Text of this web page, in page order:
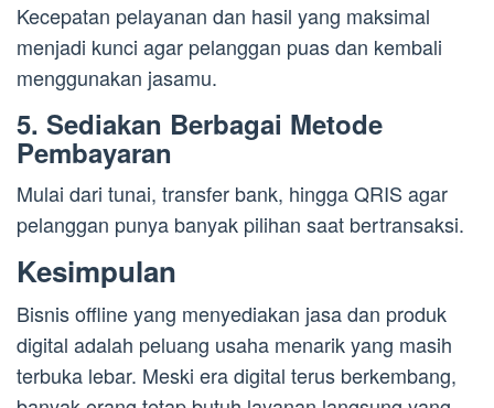
Kecepatan pelayanan dan hasil yang maksimal
menjadi kunci agar pelanggan puas dan kembali
menggunakan jasamu.
5. Sediakan Berbagai Metode
Pembayaran
Mulai dari tunai, transfer bank, hingga QRIS agar
pelanggan punya banyak pilihan saat bertransaksi.
Kesimpulan
Bisnis offline yang menyediakan jasa dan produk
digital adalah peluang usaha menarik yang masih
terbuka lebar. Meski era digital terus berkembang,